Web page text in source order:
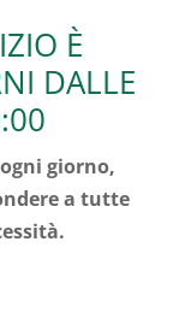
È
DALLE
giorno,
a tutte